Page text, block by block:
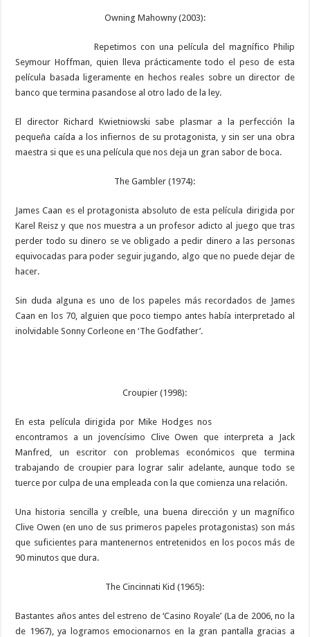
Owning Mahowny (2003):
Repetimos con una película del magnífico Philip
Seymour Hoffman, quien lleva prácticamente todo el peso de esta
película basada ligeramente en hechos reales sobre un director de
banco que termina pasandose al otro lado de la ley.
El director Richard Kwietniowski sabe plasmar a la perfección la
pequeña caída a los infiernos de su protagonista, y sin ser una obra
maestra si que es una película que nos deja un gran sabor de boca.
The Gambler (1974):
James Caan es el protagonista absoluto de esta película dirigida por
Karel Reisz y que nos muestra a un profesor adicto al juego que tras
perder todo su dinero se ve obligado a pedir dinero a las personas
equivocadas para poder seguir jugando, algo que no puede dejar de
hacer.
Sin duda alguna es uno de los papeles más recordados de James
Caan en los 70, alguien que poco tiempo antes había interpretado al
inolvidable Sonny Corleone en ‘The Godfather’.
Croupier (1998):
En esta película dirigida por Mike Hodges nos
encontramos a un jovencísimo Clive Owen que interpreta a Jack
Manfred, un escritor con problemas económicos que termina
trabajando de croupier para lograr salir adelante, aunque todo se
tuerce por culpa de una empleada con la que comienza una relación.
Una historia sencilla y creíble, una buena dirección y un magnífico
Clive Owen (en uno de sus primeros papeles protagonistas) son más
que suficientes para mantenernos entretenidos en los pocos más de
90 minutos que dura.
The Cincinnati Kid (1965):
Bastantes años antes del estreno de ‘Casino Royale’ (La de 2006, no la
de 1967), ya logramos emocionarnos en la gran pantalla gracias a